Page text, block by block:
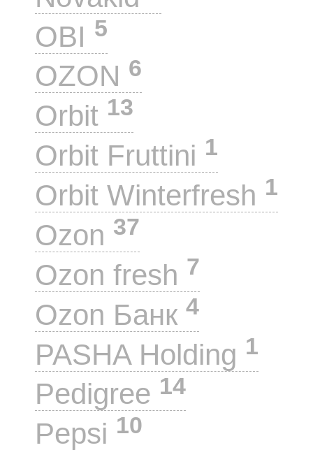
OBI 5
OZON 6
Orbit 13
Orbit Fruttini 1
Orbit Winterfresh 1
Ozon 37
Ozon fresh 7
Ozon Банк 4
PASHA Holding 1
Pedigree 14
Pepsi 10